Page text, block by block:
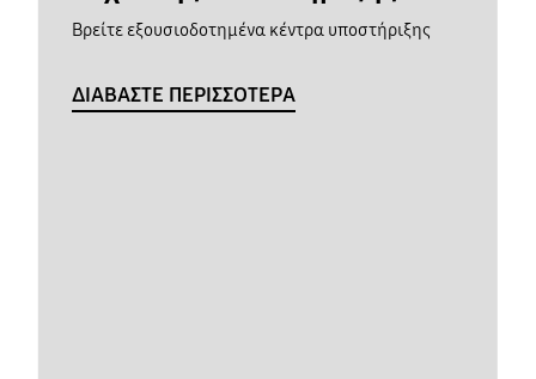
Βρείτε εξουσιοδοτημένα κέντρα υποστήριξης
ΔΙΑΒΑΣΤΕ ΠΕΡΙΣΣΟΤΕΡΑ